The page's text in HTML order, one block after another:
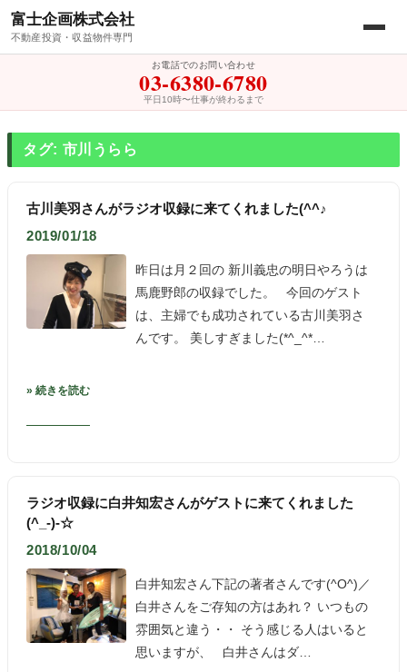
富士企画株式会社
不動産投資・収益物件専門
お電話でのお問い合わせ
03-6380-6780
平日10時〜仕事が終わるまで
タグ: 市川うらら
古川美羽さんがラジオ収録に来てくれました(^^♪
2019/01/18
昨日は月２回の 新川義忠の明日やろうは
馬鹿野郎の収録でした。 今回のゲスト
は、主婦でも成功されている古川美羽さ
んです。 美しすぎました(*^_^*…
» 続きを読む
ラジオ収録に白井知宏さんがゲストに来てくれました
(^_-)-☆
2018/10/04
白井知宏さん下記の著者さんです(^O^)／
白井さんをご存知の方はあれ？ いつもの
雰囲気と違う・・ そう感じる人はいると
思いますが、 白井さんはダ…